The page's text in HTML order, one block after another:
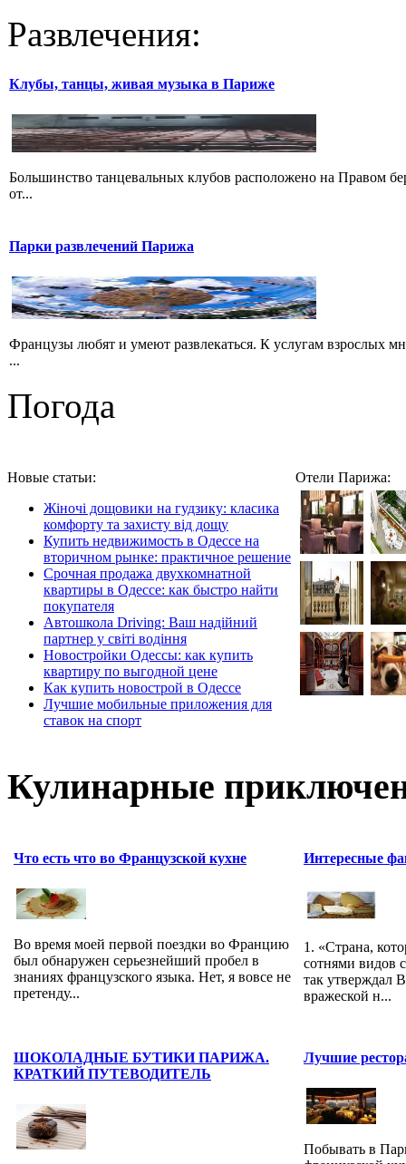
Развлечения:
Клубы, танцы, живая музыка в Париже
Большинство танцевальных клубов расположено на Правом
от...
Парки развлечений Парижа
Французы любят и умеют развлекаться. К услугам взрослых
...
Погода
Новые статьи:
Жіночі дощовики на гудзику: класика
комфорту та захисту від дощу
Купить недвижимость в Одессе на
вторичном рынке: практичное решение
Срочная продажа двухкомнатной
квартиры в Одессе: как быстро найти
покупателя
Автошкола Driving: Ваш надійний
партнер у світі водіння
Новостройки Одессы: как купить
квартиру по выгодной цене
Как купить новострой в Одессе
Лучшие мобильные приложения для
ставок на спорт
Отели Парижа:
Кулинарные
Что есть что во Французской кухне
Во время моей первой поездки во Францию
был обнаружен серьезнейший пробел в
знаниях французского языка. Нет, я вовсе не
претенду...
Интересные
1. «Страна,
сотнями видов
так утверждал
вражеской н...
ШОКОЛАДНЫЕ БУТИКИ ПАРИЖА.
КРАТКИЙ ПУТЕВОДИТЕЛЬ
Лучшие
Побывать в